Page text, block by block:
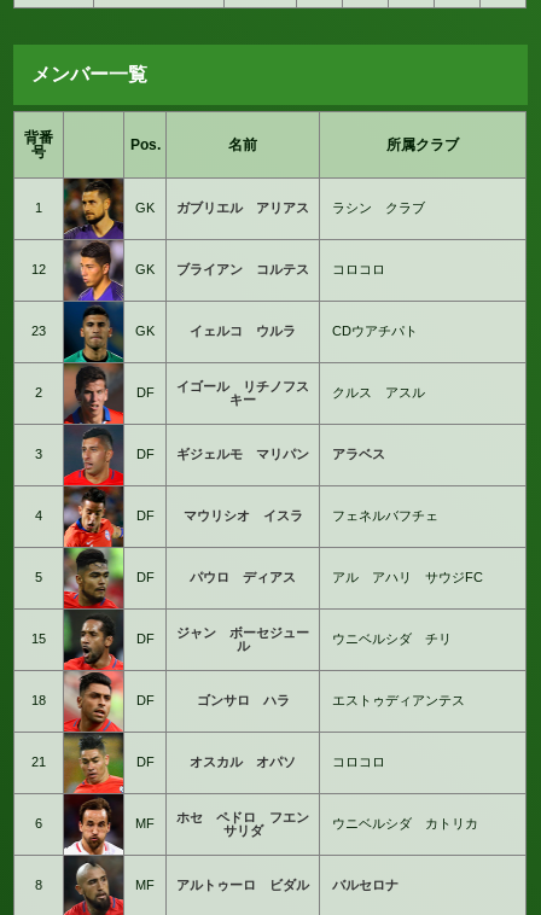
メンバー一覧
背番
号
Pos. 名前 所属クラブ
1 GK ガブリエル アリアス ラシン クラブ
12 GK ブライアン コルテス コロコロ
23 GK イェルコ ウルラ CDウアチパト
2 DF
イゴール リチノフス
キー
クルス アスル
3 DF ギジェルモ マリパン アラベス
4 DF マウリシオ イスラ フェネルバフチェ
5 DF パウロ ディアス アル アハリ サウジFC
15 DF
ジャン ボーセジュー
ル
ウニベルシダ チリ
18 DF ゴンサロ ハラ エストゥディアンテス
21 DF オスカル オパソ コロコロ
6 MF
ホセ ペドロ フエン
サリダ
ウニベルシダ カトリカ
8 MF アルトゥーロ ビダル バルセロナ